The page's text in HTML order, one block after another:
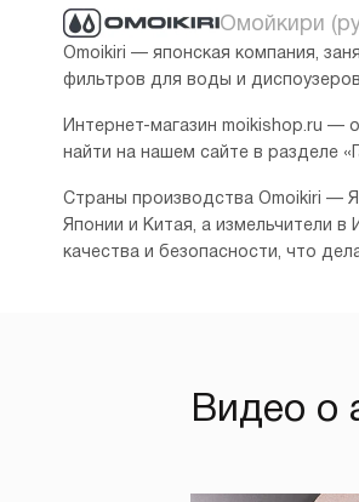
Омойкири
Omoikiri — японская компания,
фильтров для воды и диспоузеров.
Интернет-магазин moikishop.ru —
найти на нашем сайте в разделе
Страны производства Omoikiri —
Японии и Китая, а измельчители
качества и безопасности, что
Видео о